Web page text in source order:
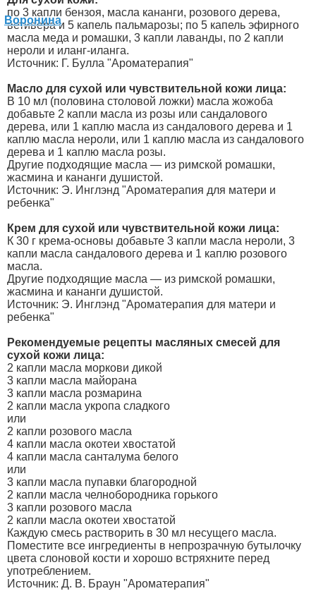
по 3 капли бензоя, масла кананги, розового дерева,
ветивера и 5 капель пальмарозы; по 5 капель эфирного
масла меда и ромашки, 3 капли лаванды, по 2 капли
нероли и иланг-иланга.
Источник: Г. Булла "Ароматерапия"
Масло для сухой или чувствительной кожи лица:
В 10 мл (половина столовой ложки) масла жожоба
добавьте 2 капли масла из розы или сандалового
дерева, или 1 каплю масла из сандалового дерева и 1
каплю масла нероли, или 1 каплю масла из сандалового
дерева и 1 каплю масла розы.
Другие подходящие масла — из римской ромашки,
жасмина и кананги душистой.
Источник: Э. Инглэнд "Ароматерапия для матери и
ребенка"
Крем для сухой или чувствительной кожи лица:
К 30 г крема-основы добавьте 3 капли масла нероли, 3
капли масла сандалового дерева и 1 каплю розового
масла.
Другие подходящие масла — из римской ромашки,
жасмина и кананги душистой.
Источник: Э. Инглэнд "Ароматерапия для матери и
ребенка"
Рекомендуемые рецепты масляных смесей для
сухой кожи лица:
2 капли масла моркови дикой
3 капли масла майорана
3 капли масла розмарина
2 капли масла укропа сладкого
или
2 капли розового масла
4 капли масла окотеи хвостатой
4 капли масла санталума белого
или
3 капли масла пупавки благородной
2 капли масла челнобородника горького
3 капли розового масла
2 капли масла окотеи хвостатой
Каждую смесь растворить в 30 мл несущего масла.
Поместите все ингредиенты в непрозрачную бутылочку
цвета слоновой кости и хорошо встряхните перед
употреблением.
Источник: Д. В. Браун "Ароматерапия"